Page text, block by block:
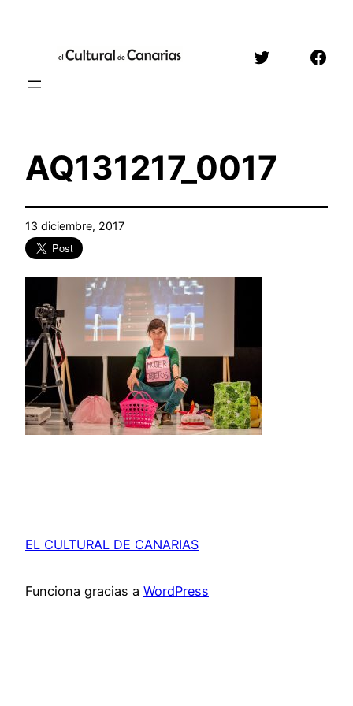
contenido
Twitter
AQ131217_0017
13 diciembre, 2017
EL CULTURAL DE CANARIAS
Funciona gracias a WordPress